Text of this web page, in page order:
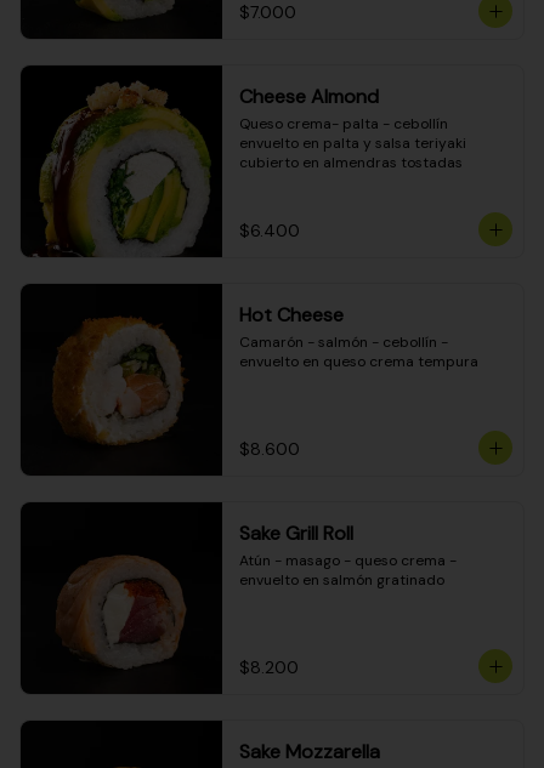
$7.000
Cheese Almond
Queso crema- palta - cebollín
envuelto en palta y salsa teriyaki
cubierto en almendras tostadas
$6.400
Hot Cheese
Camarón - salmón - cebollín -
envuelto en queso crema tempura
$8.600
Sake Grill Roll
Atún - masago - queso crema -
envuelto en salmón gratinado
$8.200
Sake Mozzarella